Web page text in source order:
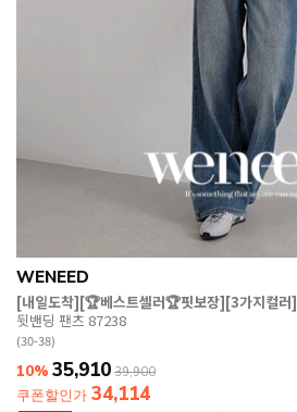
WENEED
[내일도착][🏆베스트셀러🏆핏보장][3가지컬러]
뒷밴딩 팬츠 87238
(30-38)
10% 35,910 39,900
쿠폰할인가 34,114